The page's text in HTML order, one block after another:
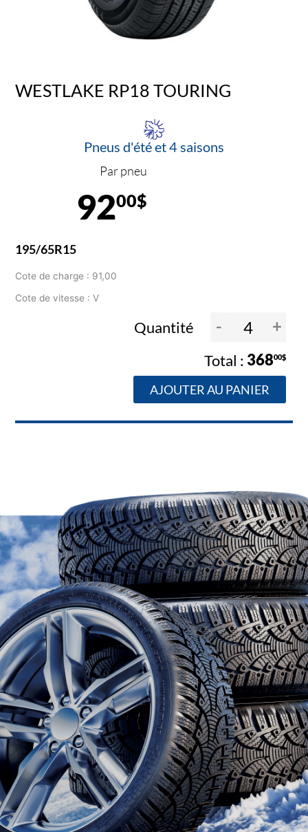
WESTLAKE RP18 TOURING
Pneus d'été et 4 saisons
Par pneu
9200$
195/65R15
Cote de charge : 91,00
Cote de vitesse : V
Quantité - +
36800$
AJOUTER AU PANIER